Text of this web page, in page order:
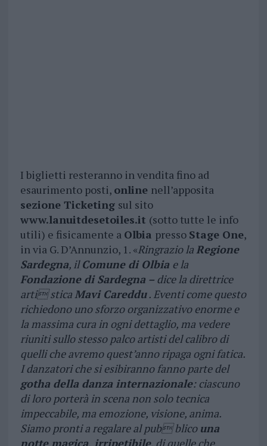
I biglietti resteranno in vendita fino ad
esaurimento posti, online nell’apposita
sezione Ticketing sul sito
www.lanuitdesetoiles.it (sotto tutte le info
utili) e fisicamente a Olbia presso Stage One,
in via G. D’Annunzio, 1. «Ringrazio laRegione
Sardegna, ilComune di Olbia e la
Fondazione di Sardegna – dice la direttrice
arti sticaMavi Careddu. Eventi come questo
richiedono uno sforzo organizzativo enorme e
la massima cura in ogni dettaglio, ma vedere
riuniti sullo stesso palco artisti del calibro di
quelli che avremo quest’anno ripaga ogni fatica.
I danzatori che si esibiranno fanno parte del
gotha della danza internazionale: ciascuno
di loro porterà in scena non solo tecnica
impeccabile, ma emozione, visione, anima.
Siamo pronti a regalare al pub blico una